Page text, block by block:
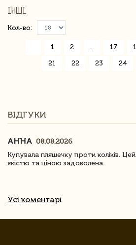
ІНШІ
Кол-во:
1 2 17
21 22 23 24
ВІДГУКИ
АННА 08.08.2026
Купувала пляшечку проти коліків.
якістю та ціною задоволена.
Усі коментарі